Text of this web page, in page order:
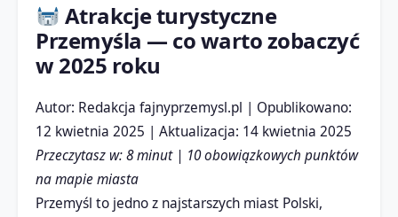
Atrakcje turystyczne
Przemyśla — co warto zobaczyć
w 2025 roku
Autor: Redakcja fajnyprzemysl.pl | Opublikowano:
12 kwietnia 2025 | Aktualizacja: 14 kwietnia 2025
Przeczytasz w: 8 minut | 10 obowiązkowych punktów
na mapie miasta
Przemyśl to jedno z najstarszych miast Polski,